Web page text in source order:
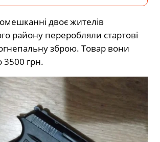
двоє жителів
району переробляли стартові
зброю. Товар вони
3500 грн.